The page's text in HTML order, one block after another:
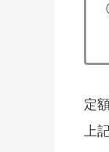
定
上